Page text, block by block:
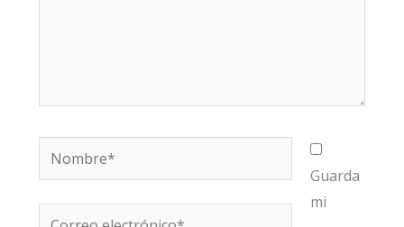
Nombre*
Correo
Guarda
mi